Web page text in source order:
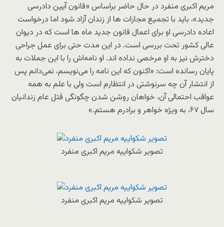
مریم اکبری منفرد در حال حاضر براساس «قانون آیین دادرسی
جدید»، باید با تجمیع مجازات ها از زندان آزاد شود اما درخواست
اعاده دادرسی او برای اعمال قانون جدید ماه ها است که در دیوان
عالی کشور تحت بررسی است. در این مدت حتی برای عمل جراحی
دخترش نیز به او مرخصی نداده اند. او نامه‌اش را با این جملات به
پایان رسانده است: «اکنون که این نامه را می‌نویسم، نمی‌دانم پس
از انتشار آن چه سرنوشتی در انتظارم است ولی با علم به همه
عواقب احتمالی آن، خواهان روشن شدن چگونگی قتل عام زندانیان
سال ۶۷، به ویژه خواهر و برادرم هستم.»
تصویر شکواییه مریم اکبری منفرد
تصویر شکواییه مریم اکبری منفرد